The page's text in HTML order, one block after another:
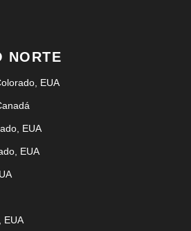
NORTE
EUA
EUA
EUA
EUA